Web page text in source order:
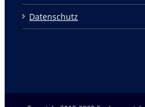
Datenschutz